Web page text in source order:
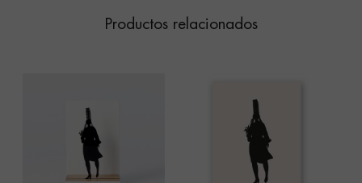
Productos relacionados